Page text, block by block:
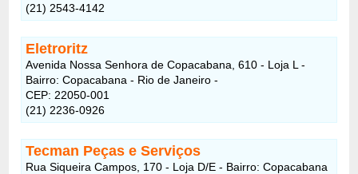
(21) 2543-4142
Eletroritz
Avenida Nossa Senhora de Copacabana, 610 - Loja L -
Bairro: Copacabana - Rio de Janeiro -
CEP: 22050-001
(21) 2236-0926
Tecman Peças e Serviços
Rua Siqueira Campos, 170 - Loja D/E - Bairro: Copacabana